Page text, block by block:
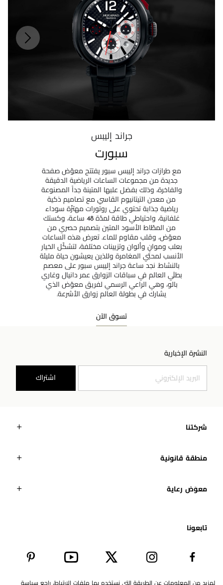
جراند إليبس
سبورت
مع طرازات جراند إليبس سبور يفتتح معوّض صفحة
جديدة من مجموعات الساعات الرياضية الدقيقة
والفاخرة، وذلك بفضل علبها المتينة جداً المصنوعة
من معدن التيتانيوم القاسي مع تصاميم ذكية
رياضية جذابة تحتوي على روتورات مهتزّة سوداء
غلفانية، واحتياطي طاقة لمدّة 48 ساعة، وكستك
من المطّاط الأسود المتين بتصميم حصري من
معوّض، وقلب مقاوم للماء. تعرض هذه الساعات
بعلب وموانٍ وألوان وتزيينات مختلفة، لتشكّل الخيار
الأنسب لمحبّي المغامرة وللذين يعيشون حياة مليئة
بالنشاط. نجد ساعة جراند إليبس سبور على معصم
بطلَي العالم في سباقات الزوارق عمر دانيال وغاري
بالو، وهي الراعي الرسمي لفريق معوّض الذي
يشارك في بطولة العالم زوارق الأشرعة.
تسوق الآن
النشرة الإخبارية
اشتراك
شركتنا
منطقة قانونية
معوَض رعاية
تابعونا​
لمزيد من المعلومات عن الطريقة التي نستخدم بها ملفات الارتباط، راجع سياسة